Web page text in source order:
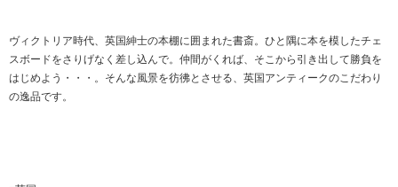
ヴィクトリア時代、英国紳士の本棚に囲まれた書斎。ひと隅に本を模したチェ
スボードをさりげなく差し込んで。仲間がくれば、そこから引き出して勝負を
はじめよう・・・。そんな風景を彷彿とさせる、英国アンティークのこだわり
の逸品です。